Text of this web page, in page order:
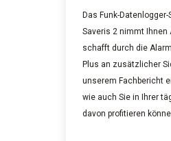
Das Funk-
Saveris 2 nimmt Ihnen
schafft durch die
Plus an zusätzlicher
unserem Fachbericht
wie auch Sie in Ihrer
davon profitieren